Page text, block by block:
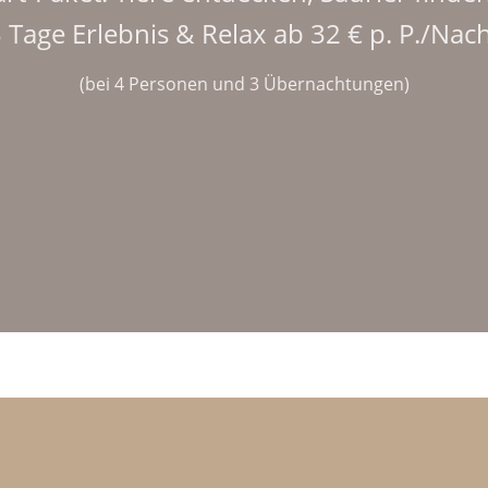
Tage Erlebnis & Relax ab 32 € p. P./
(bei 4 Personen und 3 Übernachtungen)